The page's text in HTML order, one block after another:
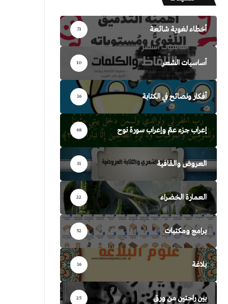
أخطاء لغوية شائعة 73
أساسيات الشعر 10
أفكار ونصائح في الكتابة 16
إعراب جزء عمّ وإعراب سورة نوح 68
العروض والقافية 31
العمارة الخضراء 22
برامج ومكتبات 52
بلاغة 16
بين راحتين من ورق 25